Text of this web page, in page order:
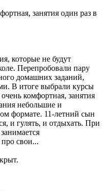
занятия один раз в
которые не будут
Перепробовали пару
домашних заданий,
В итоге выбрали курсы
комфортная, занятия
небольшие и
формате. 11-летний сын
и гулять, и отдыхать. При
свои...